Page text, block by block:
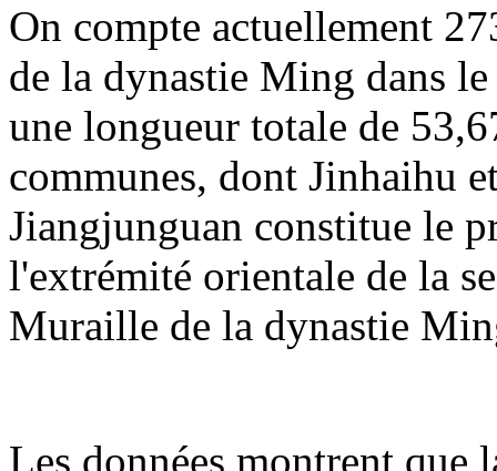
On compte actuellement
de la dynastie Ming dans
une longueur totale de
communes, dont Jinhaihu
Jiangjunguan constitue le
l'extrémité orientale de la
Muraille de la dynastie
Les données montrent que